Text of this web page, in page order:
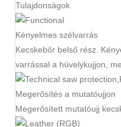
Tulajdonságok
Kényelmes szélvarrás
Kecskebőr belső rész.
varrással a hüvelykujjon,
Megerősítés a mutatóujjon
Megerősített mutatóujj